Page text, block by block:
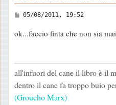
M
s
a
g
g
i
05/08/2011, 19:52
ok...faccio finta che non sia
all'infuori del cane il libro è il
dentro il cane fa troppo buio
(Groucho Marx)